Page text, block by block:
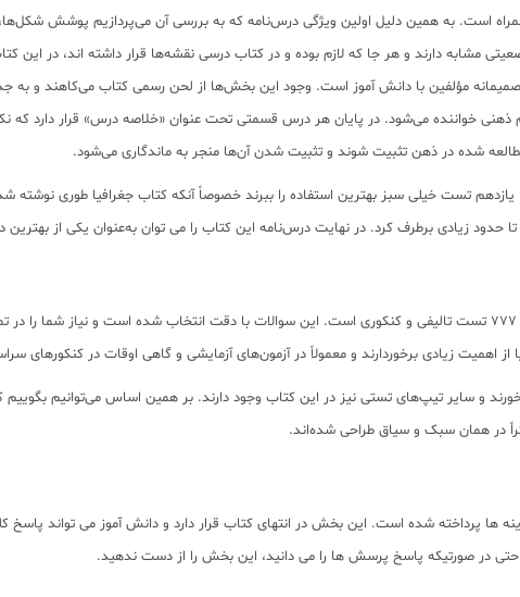
است. به همین دلیل اولین ویژگی درس‌نامه که به بررسی آن می‌پردازیم پوشش
مشابه دارند و هر جا که لازم بوده و در کتاب درسی نقشه‌ها قرار داشته اند، در این
مؤلفین با دانش آموز است. وجود این بخش‌ها از لحن رسمی کتاب می‌کاهند و
خواننده می‌شود. در پایان هر درس قسمتی تحت عنوان «خلاصه درس» قرار دارد که
شده در ذهن تثبیت شوند و تثبیت شدن آن‌ها منجر به ماندگاری می‌شود.
یازدهم تست خیلی سبز بهترین استفاده را ببرند خصوصاً آنکه کتاب جغرافیا ‌طوری
تا حدود زیادی برطرف کرد. در نهایت درس‌نامه این کتاب را می توان به‌عنوان یکی از
بانک تست موجود در کتاب جغرافیا یازدهم خیلی سبز استاندارد سازی شده و شامل 777 تست تالیفی و کنکوری است. این
اهمیت زیادی برخوردارند و معمولاً در آزمون‌های آزمایشی و گاهی اوقات در کنکورهای
و سایر تیپ‌های تستی نیز در این کتاب وجود دارند. بر همین اساس می‌توانیم
در همان سبک و سیاق طراحی‌ شده‌اند.
ها پرداخته شده است. این بخش در انتهای کتاب قرار دارد و دانش آموز می تواند
در صورتیکه پاسخ پرسش ها را می دانید، این بخش را از دست ندهید.